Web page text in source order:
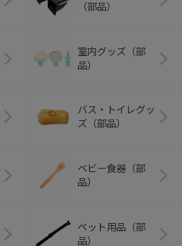
（部品）
室内グッズ（部
品）
バス・トイレグッ
ズ（部品）
ベビー食器（部
品）
ペット用品（部
品）